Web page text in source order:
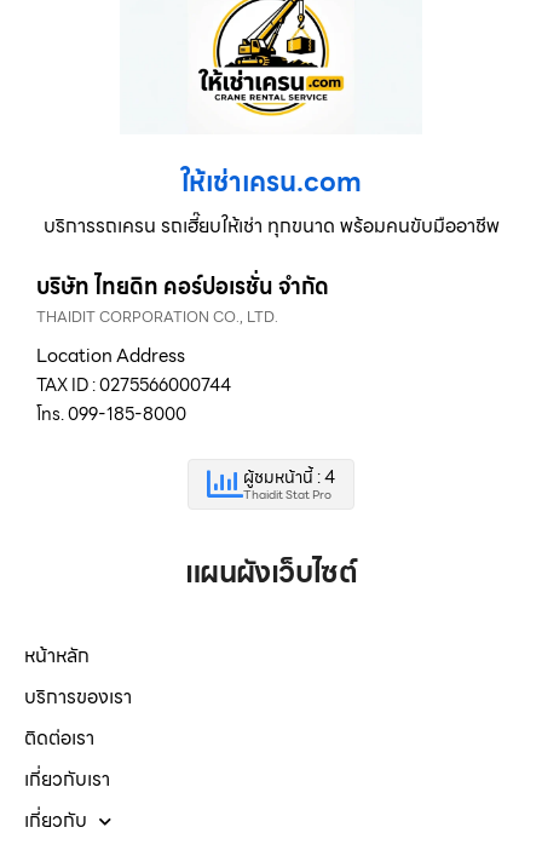
ให้เช่าเครน.com
บริการรถเครน รถเฮี๊ยบให้เช่า ทุกขนาด พร้อมคนขับมืออาชีพ
บริษัท ไทยดิท คอร์ปอเรชั่น จำกัด
THAIDIT CORPORATION CO., LTD.
Location Address
TAX ID : 0275566000744
โทร. 099-185-8000
ผู้ชมหน้านี้ : 4
Thaidit Stat Pro
แผนผังเว็บไซต์
หน้าหลัก
บริการของเรา
ติดต่อเรา
เกี่ยวกับเรา
เกี่ยวกับ